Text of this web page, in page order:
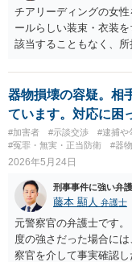
チアリーディングの女
ールらしい装束・衣装
該当することもなく、所
器物損壊の容疑。相
ています。対応に困
#加害者 #示談交渉 #逮捕や
#冤罪・無実・正当防衛
#器
2026年5月24日
刑事事件に強い弁
藤本 顯人 弁護士
元警察官の弁護士です
度の強さだった場合に
察官を介して事実確認